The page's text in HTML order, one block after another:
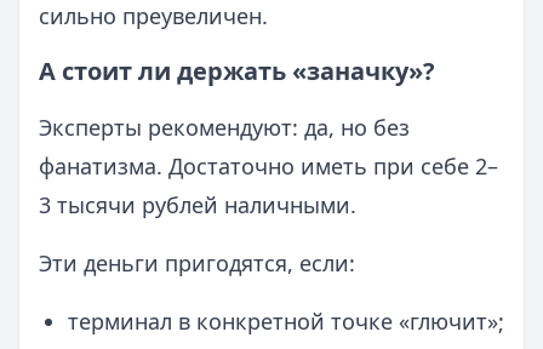
сильно преувеличен.
А стоит ли держать «заначку»?
Эксперты рекомендуют: да, но без
фанатизма. Достаточно иметь при себе 2–
3 тысячи рублей наличными.
Эти деньги пригодятся, если:
терминал в конкретной точке «глючит»;